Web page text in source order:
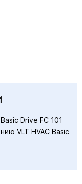
Drive FC 101
VLT HVAC Basic